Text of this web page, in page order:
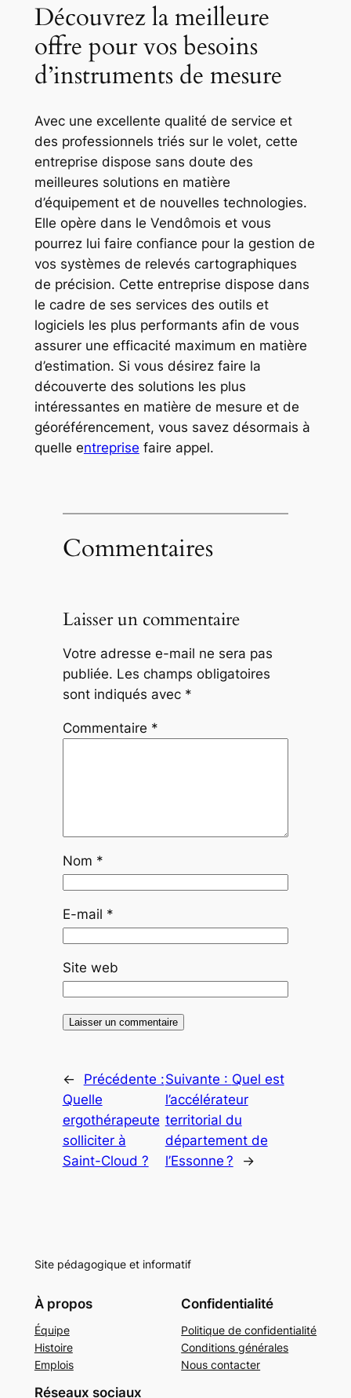
Découvrez la meilleure
offre pour vos besoins
d’instruments de mesure
Avec une excellente qualité de service et
des professionnels triés sur le volet, cette
entreprise dispose sans doute des
meilleures solutions en matière
d’équipement et de nouvelles technologies.
Elle opère dans le Vendômois et vous
pourrez lui faire confiance pour la gestion de
vos systèmes de relevés cartographiques
de précision. Cette entreprise dispose dans
le cadre de ses services des outils et
logiciels les plus performants afin de vous
assurer une efficacité maximum en matière
d’estimation. Si vous désirez faire la
découverte des solutions les plus
intéressantes en matière de mesure et de
géoréférencement, vous savez désormais à
quelle entreprise faire appel.
Commentaires
Laisser un commentaire
Votre adresse e-mail ne sera pas
publiée. Les champs obligatoires
sont indiqués avec *
Commentaire *
Nom *
E-mail *
Site web
←
Précédente :
Quelle
ergothérapeute
solliciter à
Saint-Cloud ?
Suivante : Quel est
l’accélérateur
territorial du
département de
l’Essonne ?
→
Site pédagogique et informatif
À propos
Équipe
Histoire
Emplois
Confidentialité
Politique de confidentialité
Conditions générales
Nous contacter
Réseaux sociaux